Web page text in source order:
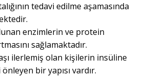
tedavi edilme aşamasında
enzimlerin ve protein
sağlamaktadır.
ilerlemiş olan kişilerin insüline
bir yapısı vardır.